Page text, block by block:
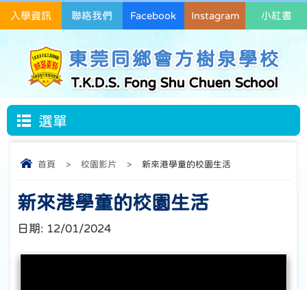
東莞同鄉會方樹泉學校
T.K.D.S. Fong Shu Chuen School
入學資訊 聯絡我們 Facebook Instagram 小紅書
選單
首頁 > 校園影片 > 新來港學童的校園生活
新來港學童的校園生活
日期: 12/01/2024